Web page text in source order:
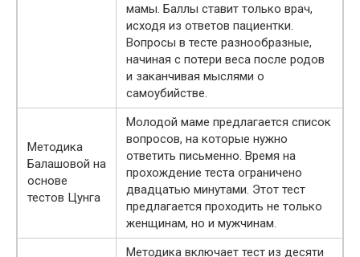
мамы. Баллы ставит только врач,
исходя из ответов пациентки.
Вопросы в тесте разнообразные,
начиная с потери веса после родов
и заканчивая мыслями о
самоубийстве.
Методика
Балашовой на
основе
тестов Цунга
Молодой маме предлагается список
вопросов, на которые нужно
ответить письменно. Время на
прохождение теста ограничено
двадцатью минутами. Этот тест
предлагается проходить не только
женщинам, но и мужчинам.
Методика включает тест из десяти